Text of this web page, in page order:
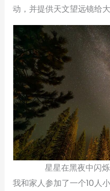
动，并提供天文望远镜给大
星星在黑夜中闪
我和家人参加了一个10人